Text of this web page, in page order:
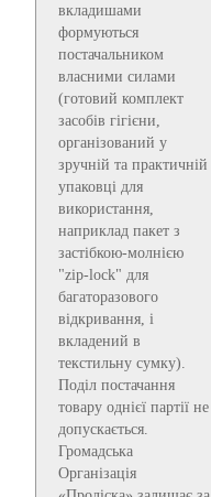
вкладишами
формуються
постачальником
власними силами
(готовий комплект
засобів гігієни,
організований у
зручній та практичній
упаковці для
використання,
наприклад пакет з
застібкою-молнією
"zip-lock" для
багаторазового
відкривання, і
вкладений в
текстильну сумку).
Поділ постачання
товару однієї партії не
допускається.
Громадська
Організація